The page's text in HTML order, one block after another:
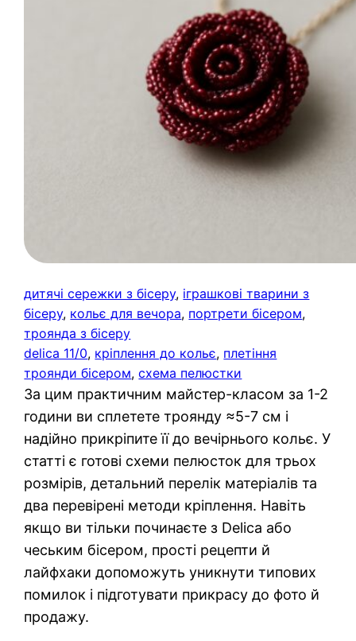
дитячі сережки з бісеру, іграшкові тварини з
бісеру, кольє для вечора, портрети бісером
троянда з бісеру
delica 11/0, кріплення до кольє, плетіння
троянди бісером, схема пелюстки
За цим практичним майстер-класом за 1-2
години ви сплетете троянду ≈5-7 см і
надійно прикріпите її до вечірнього кольє. У
статті є готові схеми пелюсток для трьох
розмірів, детальний перелік матеріалів та
два перевірені методи кріплення. Навіть
якщо ви тільки починаєте з Delica або
чеським бісером, прості рецепти й
лайфхаки допоможуть уникнути типових
помилок і підготувати прикрасу до фото й
продажу.